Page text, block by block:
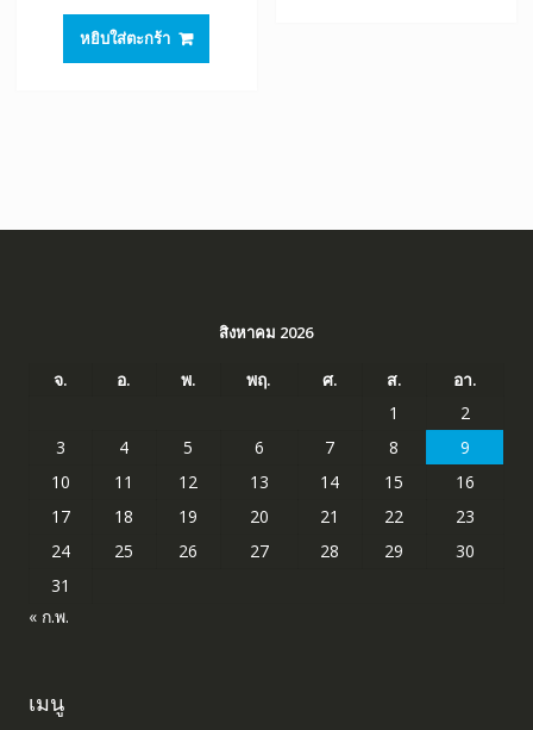
was:
฿1,875.00.
หยิบใส่ตะกร้า
สิงหาคม 2026
จ. อ. พ. พฤ. ศ. ส.
อา.
1
2
3
4 5 6 7 8
9
10
11 12 13 14 15
16
17
18 19 20 21 22
23
24
25 26 27 28 29
30
31
« ก.พ.
เมนู